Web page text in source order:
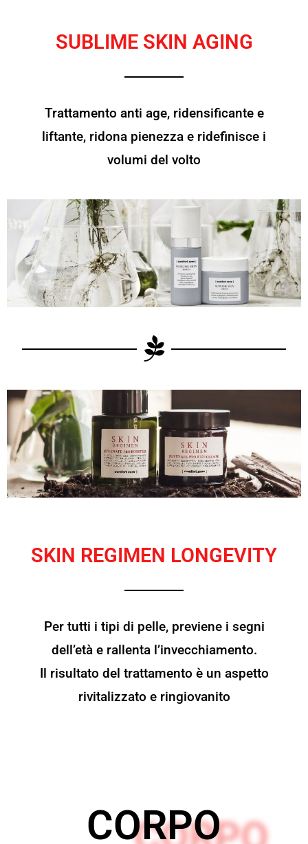
SUBLIME SKIN AGING
Trattamento anti age, ridensificante e
liftante, ridona pienezza e ridefinisce i
volumi del volto
SKIN REGIMEN LONGEVITY
Per tutti i tipi di pelle, previene i segni
dell’età e rallenta l’invecchiamento.
Il risultato del trattamento è un aspetto
rivitalizzato e ringiovanito
CORPO